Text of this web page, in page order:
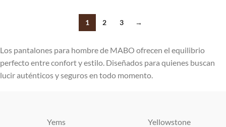
1 2 3 →
Los pantalones para hombre de MABO ofrecen el equilibrio
perfecto entre confort y estilo. Diseñados para quienes buscan
lucir auténticos y seguros en todo momento.
Yems Yellowstone